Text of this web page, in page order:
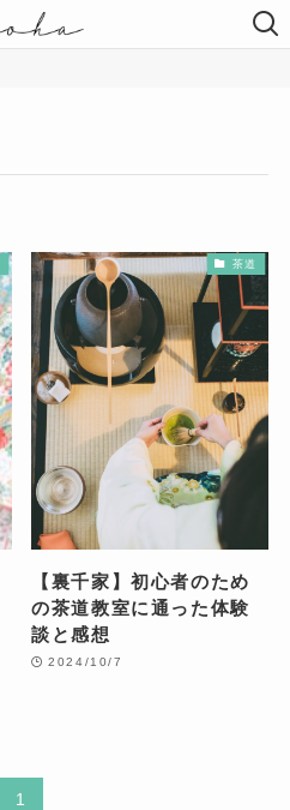
茶道
【裏千家】初心者のため
の茶道教室に通った体験
談と感想
2024/10/7
1